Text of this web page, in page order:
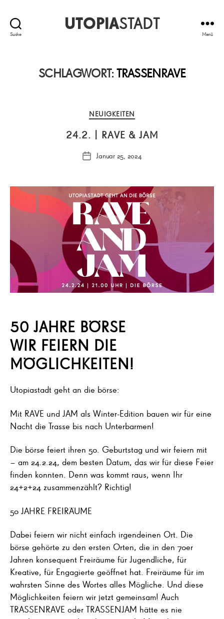
Suche
UTOPIASTADT
Menü
SCHLAGWORT: TRASSENRAVE
Kategorien
NEUIGKEITEN
24.2. | RAVE & JAM
Veröffentlichungsdatum
Januar 25, 2024
50 JAHRE BÖRSE
WIR FEIERN DIE
MÖGLICHKEITEN!
Utopiastadt geht an die börse:
Mit RAVE und JAM als Winter-Edition bauen wir für eine
Nacht die Trasse bis nach Unterbarmen!
Die börse feiert ihren 50. Geburtstag und wir feiern mit
– am 24.2.24, dem besten Datum, das wir für diese Feier
finden konnten. Denn was kommt raus, wenn Ihr
24+2+24 zusammenzählt? Richtig!
50 JAHRE FREIRÄUME
Dabei feiern wir nicht einfach irgendeinen Ort. Die
börse gehörte zu den ersten Orten, die in den 70er
Jahren konsequent Freiräume für Jugendliche, für
Kreative, für Engagierte geöffnet hat. Freiräume für im
wahrsten Sinne des Wortes alles Mögliche. Und diese
Möglichkeiten feiern wir jetzt gemeinsam! Auch
TRASSENRAVE oder TRASSENJAM hätte es nie